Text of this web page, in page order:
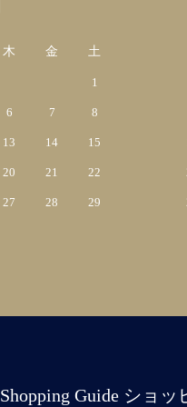
木 金 土
1
6 7 8
13 14 15
20 21 22
27 28 29
Shopping Guide ショ